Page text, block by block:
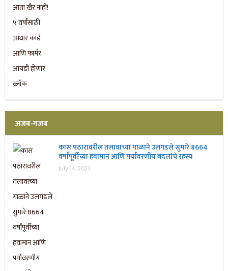
अजब-गजब
कास पठारावरील तलावाच्या गाळाने उलगडले सुमारे 8664
वर्षांपूर्वीच्या हवामान आणि पर्यावरणीय बदलांचे रहस्य
July 14, 2023